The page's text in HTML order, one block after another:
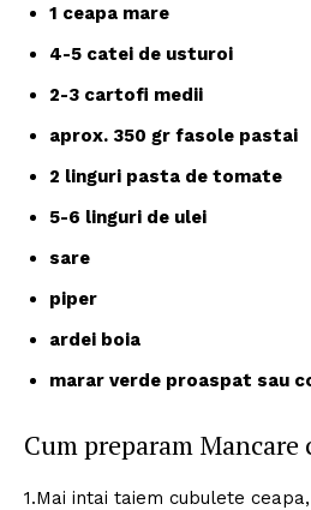
1 ceapa mare
4-5 catei de usturoi
2-3 cartofi medii
aprox. 350 gr fasole pastai
2 linguri pasta de tomate
5-6 linguri de ulei
sare
piper
ardei boia
marar verde proaspat sau
Cum preparam
1.Mai intai taiem cubulete